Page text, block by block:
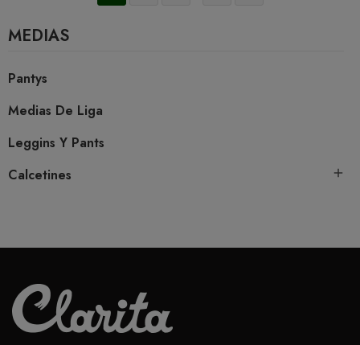
MEDIAS
Pantys
Medias De Liga
Leggins Y Pants
Calcetines
